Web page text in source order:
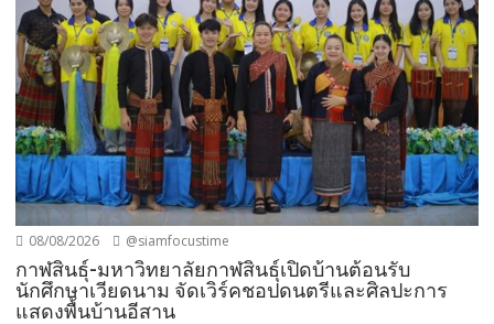
08/08/2026 @siamfocustime
กาฬสินธุ์-มหาวิทยาลัยกาฬสินธุ์เปิดบ้านต้อนรับ
นักศึกษาเวียดนาม จัดเวิร์คชอปดนตรีและศิลปะการ
แสดงพื้นบ้านอีสาน